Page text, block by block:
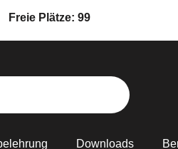
Freie Plätze: 99
Downloads